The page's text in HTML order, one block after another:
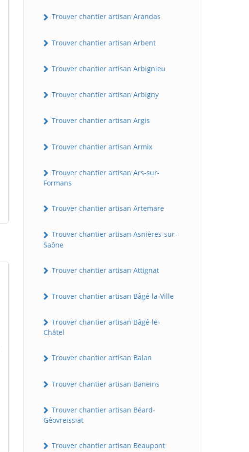
Trouver chantier artisan Arandas
Trouver chantier artisan Arbent
Trouver chantier artisan Arbignieu
Trouver chantier artisan Arbigny
Trouver chantier artisan Argis
Trouver chantier artisan Armix
Trouver chantier artisan Ars-sur-
Formans
Trouver chantier artisan Artemare
Trouver chantier artisan Asnières-sur-
Saône
Trouver chantier artisan Attignat
Trouver chantier artisan Bâgé-la-Ville
Trouver chantier artisan Bâgé-le-
Châtel
Trouver chantier artisan Balan
Trouver chantier artisan Baneins
Trouver chantier artisan Béard-
Géovreissiat
Trouver chantier artisan Beaupont